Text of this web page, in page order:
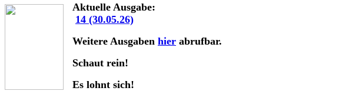
Aktuelle Ausgabe:
14 (30.05.26)
Weitere Ausgaben hier abrufbar.
Schaut rein!
Es lohnt sich!